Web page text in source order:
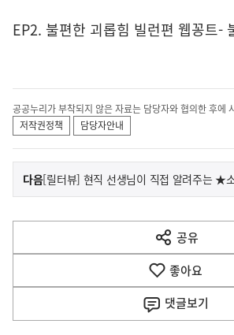
EP2. 불편한 괴롭힘 빌런편 웹꽁트-
공공누리가 부착되지 않은 자료는 담당자와 협의한 후에
저작권정책
담당자안내
이
전
다
음
다음기
사
공유
열
기
좋아요
댓글보기